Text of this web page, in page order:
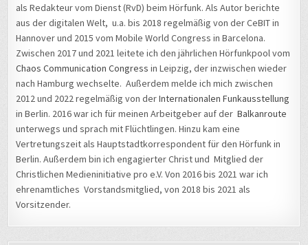
als Redakteur vom Dienst (RvD) beim Hörfunk. Als Autor berichte
aus der digitalen Welt, u.a. bis 2018 regelmäßig von der CeBIT in
Hannover und 2015 vom Mobile World Congress in Barcelona.
Zwischen 2017 und 2021 leitete ich den jährlichen Hörfunkpool vom
Chaos Communication Congress in Leipzig, der inzwischen wieder
nach Hamburg wechselte. Außerdem melde ich mich zwischen
2012 und 2022 regelmäßig von derInternationalen Funkausstellung
in Berlin. 2016 war ich für meinen Arbeitgeber auf derBalkanroute
unterwegs und sprach mit Flüchtlingen. Hinzu kam eine
Vertretungszeit als Hauptstadtkorrespondent für den Hörfunk in
Berlin. Außerdem bin ich engagierter Christ und Mitglied der
Christlichen Medieninitiative pro e.V. Von 2016 bis 2021 war ich
ehrenamtliches Vorstandsmitglied, von 2018 bis 2021 als
Vorsitzender.